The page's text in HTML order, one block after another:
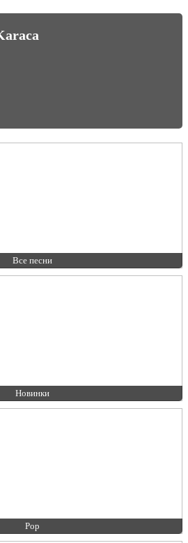
Все песни
Новинки
Pop